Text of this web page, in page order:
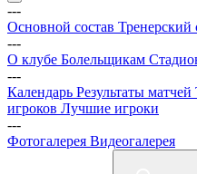
---
Основной состав Тренерский
---
О клубе Болельщикам
---
Календарь Результаты матчей
игроков Лучшие игроки
---
Фотогалерея Видеогалерея